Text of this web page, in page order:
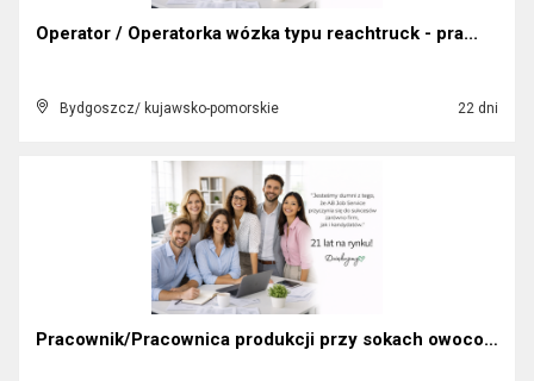
Operator / Operatorka wózka typu reachtruck - pra...
Bydgoszcz/ kujawsko-pomorskie 22 dni
Pracownik/Pracownica produkcji przy sokach owocowy...